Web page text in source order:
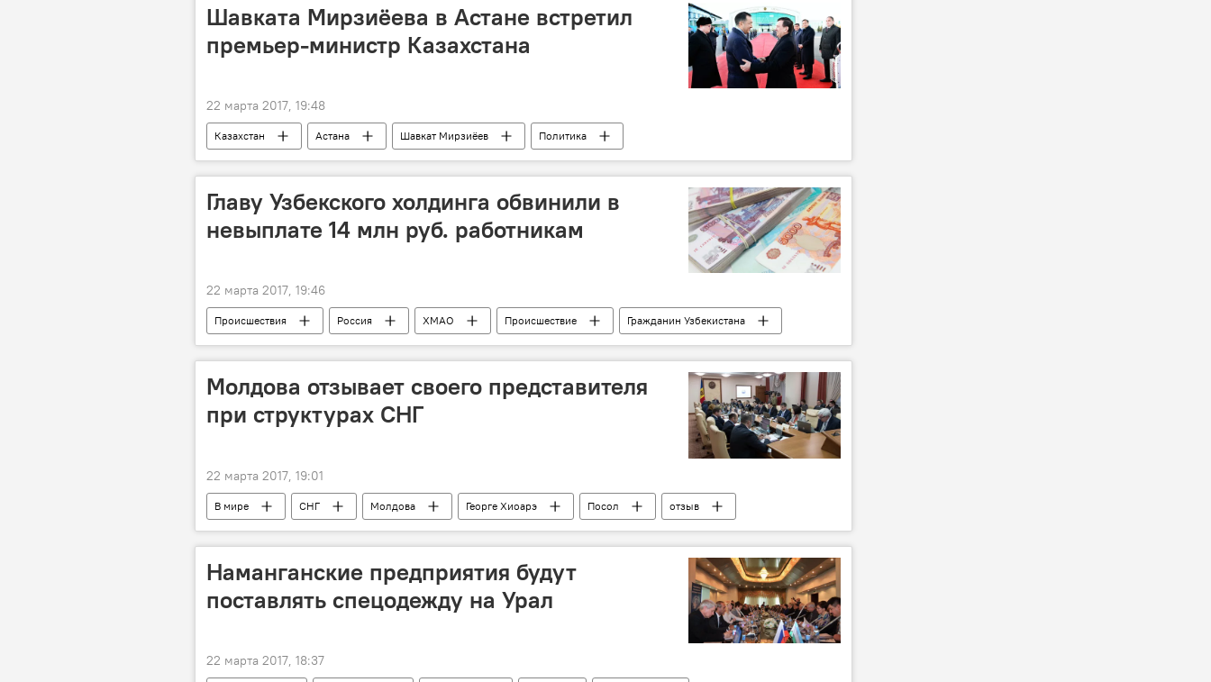
Шавката Мирзиёева в Астане встретил
премьер-министр Казахстана
22 марта 2017, 19:48
Казахстан Астана Шавкат Мирзиёев Политика
Главу Узбекского холдинга обвинили в
невыплате 14 млн руб. работникам
22 марта 2017, 19:46
Происшествия Россия ХМАО Происшествие
Гражданин Узбекистана
невыплата зарплаты
Молдова отзывает своего представителя
при структурах СНГ
22 марта 2017, 19:01
В мире СНГ Молдова Георге Хиоарэ Посол отзыв
Наманганские предприятия будут
поставлять спецодежду на Урал
22 марта 2017, 18:37